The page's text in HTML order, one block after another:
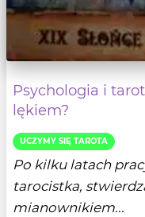
Psychologia i
lękiem?
UCZYMY SIĘ TAROTA
Po kilku latach
tarocistka,
mianownikiem...